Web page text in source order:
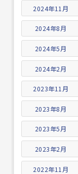
2024年11月
2024年8月
2024年5月
2024年2月
2023年11月
2023年8月
2023年5月
2023年2月
2022年11月